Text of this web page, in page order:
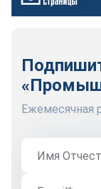
Ежемесячная